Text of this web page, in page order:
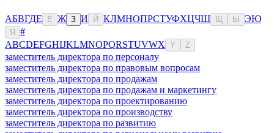
АБВГДЕ Ё Ж З И Й КЛМНОПРСТУФХЦЧШ Ы ЭЮ
Я
#
ABCDEFGHIJKLMNOPQRSTUVWX Y Z
заместитель директора по персоналу
заместитель директора по правовым вопросам
заместитель директора по продажам
заместитель директора по продажам и маркетингу
заместитель директора по проектированию
заместитель директора по производству
заместитель директора по развитию